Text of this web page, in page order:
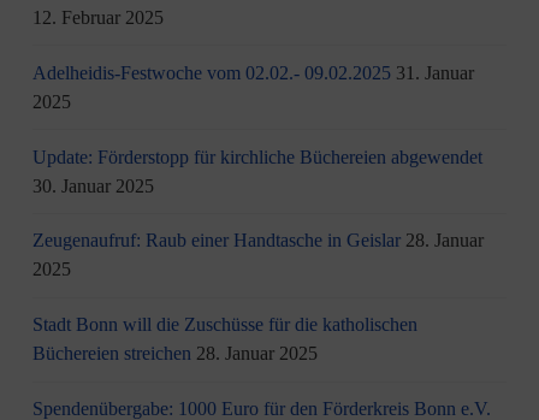
12. Februar 2025
Adelheidis-Festwoche vom 02.02.- 09.02.2025 31. Januar
2025
Update: Förderstopp für kirchliche Büchereien abgewendet
30. Januar 2025
Zeugenaufruf: Raub einer Handtasche in Geislar 28. Januar
2025
Stadt Bonn will die Zuschüsse für die katholischen
Büchereien streichen 28. Januar 2025
Spendenübergabe: 1000 Euro für den Förderkreis Bonn e.V.